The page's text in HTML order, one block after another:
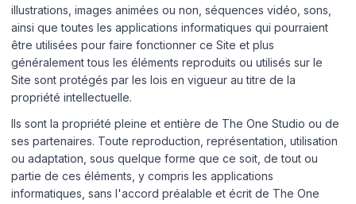
illustrations, images animées ou non, séquences vidéo, sons,
ainsi que toutes les applications informatiques qui pourraient
être utilisées pour faire fonctionner ce Site et plus
généralement tous les éléments reproduits ou utilisés sur le
Site sont protégés par les lois en vigueur au titre de la
propriété intellectuelle.
Ils sont la propriété pleine et entière de The One Studio ou de
ses partenaires. Toute reproduction, représentation, utilisation
ou adaptation, sous quelque forme que ce soit, de tout ou
partie de ces éléments, y compris les applications
informatiques, sans l'accord préalable et écrit de The One